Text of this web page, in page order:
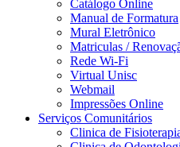
Catálogo Online
Manual de Formatura
Mural Eletrônico
Matriculas /
Rede Wi-Fi
Virtual Unisc
Webmail
Impressões Online
Serviços Comunitários
Clinica de